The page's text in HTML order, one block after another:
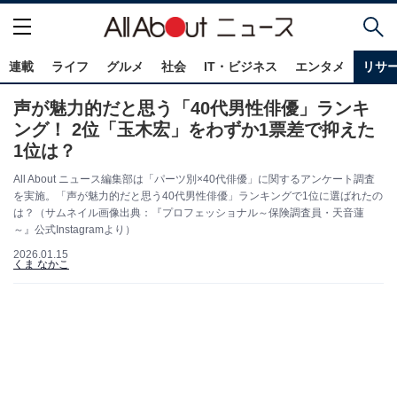
連載 ライフ グルメ 社会 IT・ビジネス エンタメ リサ
声が魅力的だと思う「40代男性俳優」ランキ
ング！ 2位「玉木宏」をわずか1票差で抑えた
1位は？
All About ニュース編集部は「パーツ別×40代俳優」に関するアンケート調査
を実施。「声が魅力的だと思う40代男性俳優」ランキングで1位に選ばれたの
は？（サムネイル画像出典：『プロフェッショナル～保険調査員・天音蓮
～』公式Instagramより）
2026.01.15
くま なかこ